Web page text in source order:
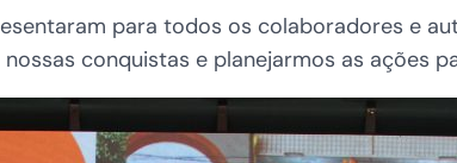
para todos os colaboradores e
conquistas e planejarmos as ações